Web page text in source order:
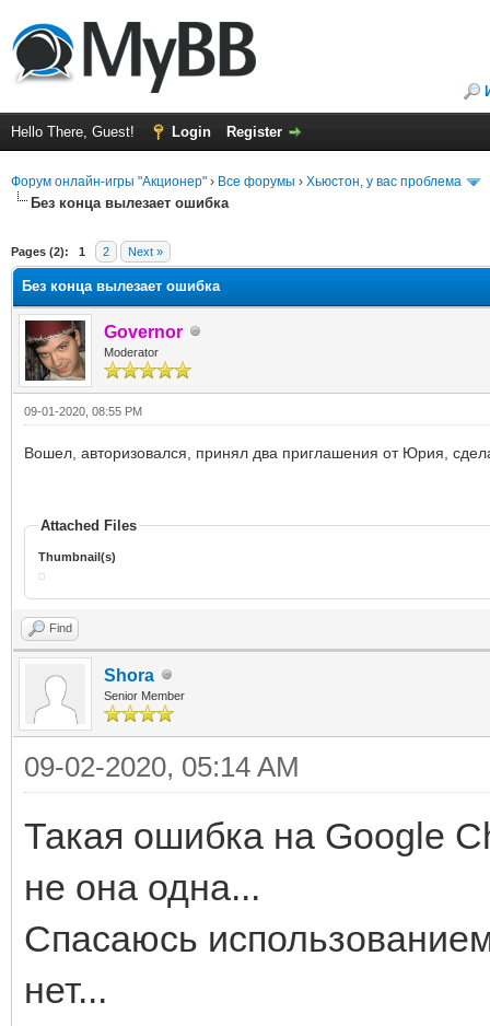
Hello There, Guest! Login Register
Форум онлайн-игры "Акционер" › Все форумы › Хьюстон, у вас проблема
Без конца вылезает ошибка
Pages (2): 1 2 Next »
Без конца вылезает ошибка
Governor
Moderator
09-01-2020, 08:55 PM
Вошел, авторизовался, принял два приглашения от Юрия,
Attached Files
Thumbnail(s)
Find
Shora
Senior Member
09-02-2020, 05:14 AM
Такая ошибка на Google
не она одна...
Спасаюсь
нет...